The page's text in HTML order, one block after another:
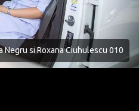
si Roxana Ciuhulescu 010